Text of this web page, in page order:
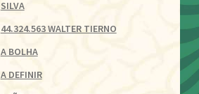
SILVA
44.324.563 WALTER TIERNO
A BOLHA
A DEFINIR